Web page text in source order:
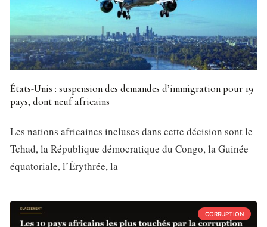
États-Unis : suspension des demandes d’immigration pour 19
pays, dont neuf africains
Les nations africaines incluses dans cette décision sont le
Tchad, la République démocratique du Congo, la Guinée
équatoriale, l’Érythrée, la
CORRUPTION